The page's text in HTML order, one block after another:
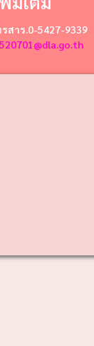
สาร.0-5427-9339